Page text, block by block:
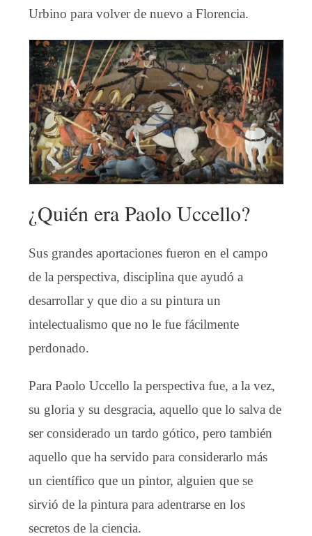
Urbino para volver de nuevo a Florencia.
¿Quién era Paolo Uccello?
Sus grandes aportaciones fueron en el campo
de la perspectiva, disciplina que ayudó a
desarrollar y que dio a su pintura un
intelectualismo que no le fue fácilmente
perdonado.
Para Paolo Uccello la perspectiva fue, a la vez,
su gloria y su desgracia, aquello que lo salva de
ser considerado un tardo gótico, pero también
aquello que ha servido para considerarlo más
un científico que un pintor, alguien que se
sirvió de la pintura para adentrarse en los
secretos de la ciencia.